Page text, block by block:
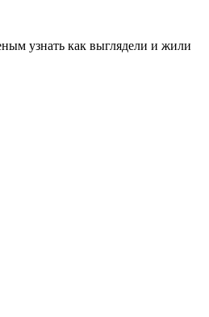
узнать как выглядели и жили